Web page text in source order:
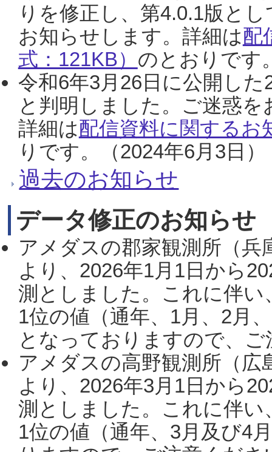
りを修正し、第4.0.1版と
お知らせします。詳細は配
式：121KB） のとおりです
令和6年3月26日に公開し
と判明しました。ご迷惑
詳細は配信資料に関するお
りです。（2024年6月3日）
過去のお知らせ
データ修正のお知らせ
アメダスの郡家観測所（
より、2026年1月1日から
測としました。これに伴い
1位の値（通年、1月、2月
となっておりますので、
アメダスの高野観測所（
より、2026年3月1日から
測としました。これに伴い
1位の値（通年、3月及び4